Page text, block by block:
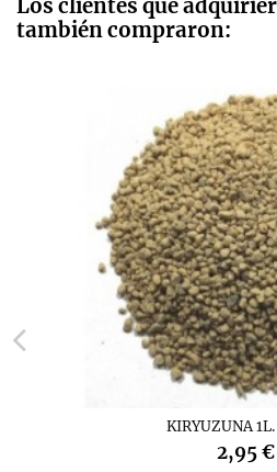
Los clientes que
también compraron:
KIRYUZUNA
2,95 €